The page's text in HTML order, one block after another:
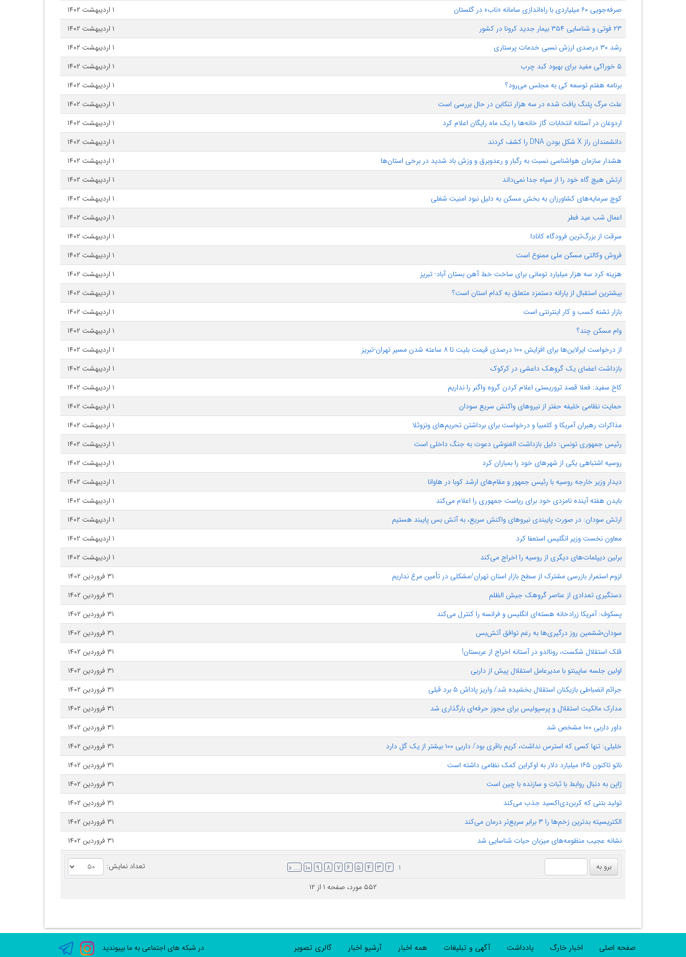
صرفه‌جویی ۶۰ میلیاردی با راه‌اندازی سامانه «ناب» در گلستان
۱ اردیبهشت ۱۴۰۲
۲۳ فوتی و شناسایی ۳۵۴ بیمار جدید کرونا در کشور
۱ اردیبهشت ۱۴۰۲
رشد ۳۰ درصدی ارزش نسبی خدمات پرستاری
۱ اردیبهشت ۱۴۰۲
۵ خوراکی مفید برای بهبود کبد چرب
۱ اردیبهشت ۱۴۰۲
برنامه هفتم توسعه کی به مجلس می‌رود؟
۱ اردیبهشت ۱۴۰۲
علت مرگ پلنگ یافت شده در سه هزار تنکابن در حال بررسی است
۱ اردیبهشت ۱۴۰۲
اردوغان در آستانه انتخابات گاز خانه‌ها را یک ماه رایگان اعلام کرد
۱ اردیبهشت ۱۴۰۲
دانشمندان راز X شکل بودن DNA را کشف کردند
۱ اردیبهشت ۱۴۰۲
هشدار سازمان هواشناسی نسبت به رگبار و رعدوبرق و وزش باد شدید در برخی استان‌ها
۱ اردیبهشت ۱۴۰۲
ارتش هیچ گاه خود را از سپاه جدا نمی‌داند
۱ اردیبهشت ۱۴۰۲
کوچ سرمایه‌های کشاورزان به بخش مسکن به دلیل نبود امنیت شغلی
۱ اردیبهشت ۱۴۰۲
اعمال شب عید فطر
۱ اردیبهشت ۱۴۰۲
سرقت از بزرگ‌ترین فرودگاه کانادا
۱ اردیبهشت ۱۴۰۲
فروش وکالتی مسکن ملی ممنوع است
۱ اردیبهشت ۱۴۰۲
هزینه کرد سه هزار میلیارد تومانی برای ساخت خط آهن بستان آباد- تبریز
۱ اردیبهشت ۱۴۰۲
بیشترین استقبال از یارانه دستمزد متعلق به کدام استان است؟
۱ اردیبهشت ۱۴۰۲
بازار تشنه کسب و کار اینترنتی است
۱ اردیبهشت ۱۴۰۲
وام مسکن چند؟
۱ اردیبهشت ۱۴۰۲
از درخواست ایرلاین‌ها برای افزایش ۱۰۰ درصدی قیمت بلیت تا ۸ ساعته شدن مسیر تهران-تبریز
۱ اردیبهشت ۱۴۰۲
بازداشت اعضای یک گروهک داعشی در کرکوک
۱ اردیبهشت ۱۴۰۲
کاخ سفید:‌ فعلا قصد تروریستی اعلام کردن گروه واگنر را نداریم
۱ اردیبهشت ۱۴۰۲
حمایت نظامی خلیفه حفتر از نیروهای واکنش سریع سودان
۱ اردیبهشت ۱۴۰۲
مذاکرات رهبران آمریکا و کلمبیا و درخواست برای برداشتن تحریم‌های ونزوئلا
۱ اردیبهشت ۱۴۰۲
رئیس جمهوری تونس: دلیل بازداشت الغنوشی دعوت به جنگ داخلی است
۱ اردیبهشت ۱۴۰۲
روسیه اشتباهی یکی از شهرهای خود را بمباران کرد
۱ اردیبهشت ۱۴۰۲
دیدار وزیر خارجه روسیه با رئیس جمهور و مقام‌های ارشد کوبا در هاوانا
۱ اردیبهشت ۱۴۰۲
بایدن هفته آینده نامزدی خود برای ریاست جمهوری را اعلام می‌کند
۱ اردیبهشت ۱۴۰۲
ارتش سودان: در صورت پایبندی نیروهای واکنش سریع، به آتش بس پایبند هستیم
۱ اردیبهشت ۱۴۰۲
معاون نخست وزیر انگلیس استعفا کرد
۱ اردیبهشت ۱۴۰۲
برلین دیپلمات‌های دیگری از روسیه را اخراج می‌کند
۱ اردیبهشت ۱۴۰۲
لزوم استمرار بازرسی مشترک از سطح بازار استان تهران/مشکلی در تأمین مرغ نداریم
۳۱ فروردین ۱۴۰۲
دستگیری تعدادی از عناصر گروهک جیش الظلم
۳۱ فروردین ۱۴۰۲
پسکوف: آمریکا زرادخانه هسته‌ای انگلیس و فرانسه را کنترل می‌کند
۳۱ فروردین ۱۴۰۲
سودان؛ششمین روز درگیری‌ها به رغم توافق آتش‌بس
۳۱ فروردین ۱۴۰۲
قلک استقلال شکست، ‌رونالدو در آستانه اخراج از عربستان!
۳۱ فروردین ۱۴۰۲
اولین جلسه ساپینتو با مدیرعامل استقلال پیش از داربی
۳۱ فروردین ۱۴۰۲
جرائم انضباطی بازیکنان استقلال بخشیده شد/ واریز پاداش ۵ برد قبلی
۳۱ فروردین ۱۴۰۲
مدارک مالکیت استقلال و پرسپولیس برای مجوز حرفه‌ای بارگذاری شد
۳۱ فروردین ۱۴۰۲
داور داربی ۱۰۰ مشخص شد
۳۱ فروردین ۱۴۰۲
خلیلی: تنها کسی که استرس نداشت، کریم باقری بود/ داربی ۱۰۰ بیشتر از یک گل دارد
۳۱ فروردین ۱۴۰۲
ناتو تاکنون ۱۶۵ میلیارد دلار به اوکراین کمک نظامی داشته است
۳۱ فروردین ۱۴۰۲
ژاپن به دنبال روابط با ثبات و سازنده با چین است
۳۱ فروردین ۱۴۰۲
تولید بتنی که کربن‌دی‌اکسید جذب می‌کند
۳۱ فروردین ۱۴۰۲
الکتریسیته بدترین زخم‌ها را ۳ برابر سریع‌تر درمان می‌کند
۳۱ فروردین ۱۴۰۲
نشانه عجیب منظومه‌های میزبان حیات شناسایی شد
۳۱ فروردین ۱۴۰۲
تعداد نمایش: ۱ ۲ ۳ ۴ ۵ ۶ ۷ ۸ ۹ ۱۰ ... »
۵۵۲ مورد، صفحه ۱ از ۱۲
صفحه اصلی اخبار خارگ یادداشت آگهی و تبلیغات همه اخبار آرشیو اخبار گالری تصویر در شبکه های اجتماعی به ما بپیوندید